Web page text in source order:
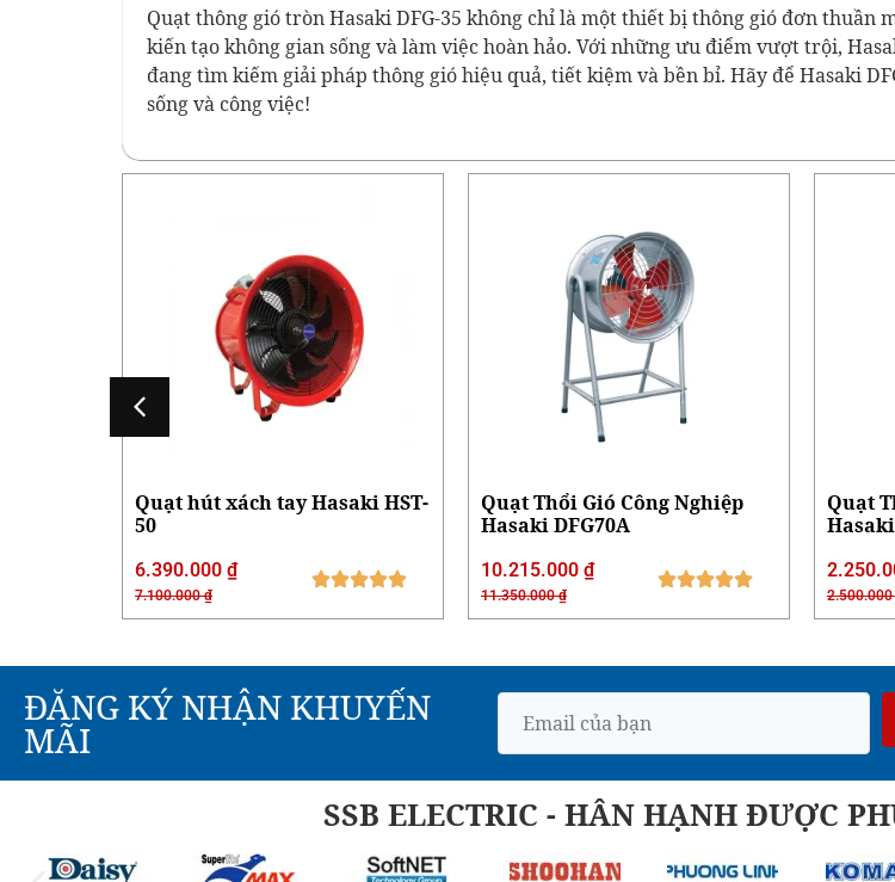
Quạt thông gió tròn Hasaki DFG-35 không chỉ là một thiết bị thông gió đơn
kiến tạo không gian sống và làm việc hoàn hảo. Với những ưu điểm vượt trội,
đang tìm kiếm giải pháp thông gió hiệu quả, tiết kiệm và bền bỉ. Hãy để Hasaki
sống và công việc!
Quạt hút xách tay Hasaki HST-
50
7.100.000₫
6.390.000 ₫
Quạt Thổi Gió Công Nghiệp
Hasaki DFG70A
11.350.000₫
10.215.000 ₫
Quạt
2.500.000
ĐĂNG KÝ NHẬN KHUYẾN
MÃI
SSB ELECTRIC - HÂN HẠNH ĐƯỢC